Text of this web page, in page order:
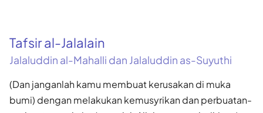
Tafsir al-Jalalain
Jalaluddin al-Mahalli dan Jalaluddin as-Suyuthi
(Dan janganlah kamu membuat kerusakan di muka
bumi) dengan melakukan kemusyrikan dan perbuatan-